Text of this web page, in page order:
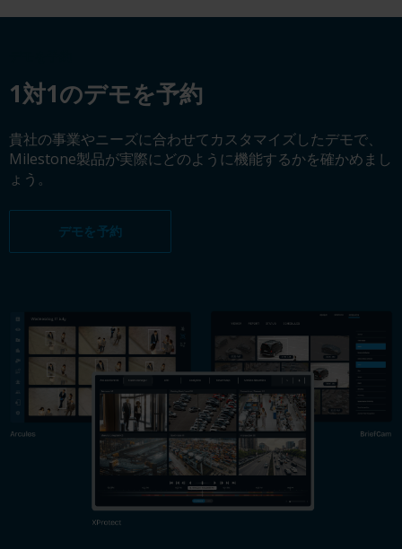
1対1のデモを予約
貴社の事業やニーズに合わせてカスタマイズしたデモで、
Milestone製品が実際にどのように機能するかを確かめまし
ょう。
デモを予約